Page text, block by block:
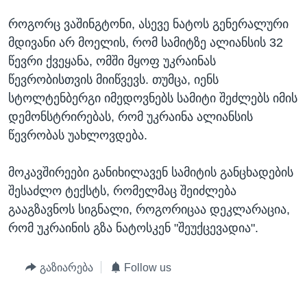
როგორც ვაშინგტონი, ასევე ნატოს გენერალური
მდივანი არ მოელის, რომ სამიტზე ალიანსის 32
წევრი ქვეყანა, ომში მყოფ უკრაინას
წევრობისთვის მიიწვევს. თუმცა, იენს
სტოლტენბერგი იმედოვნებს სამიტი შეძლებს იმის
დემონსტრირებას, რომ უკრაინა ალიანსის
წევრობას უახლოვდება.
მოკავშირეები განიხილავენ სამიტის განცხადების
შესაძლო ტექსტს, რომელმაც შეიძლება
გააგზავნოს სიგნალი, როგორიცაა დეკლარაცია,
რომ უკრაინის გზა ნატოსკენ "შეუქცევადია".
გაზიარება Follow us